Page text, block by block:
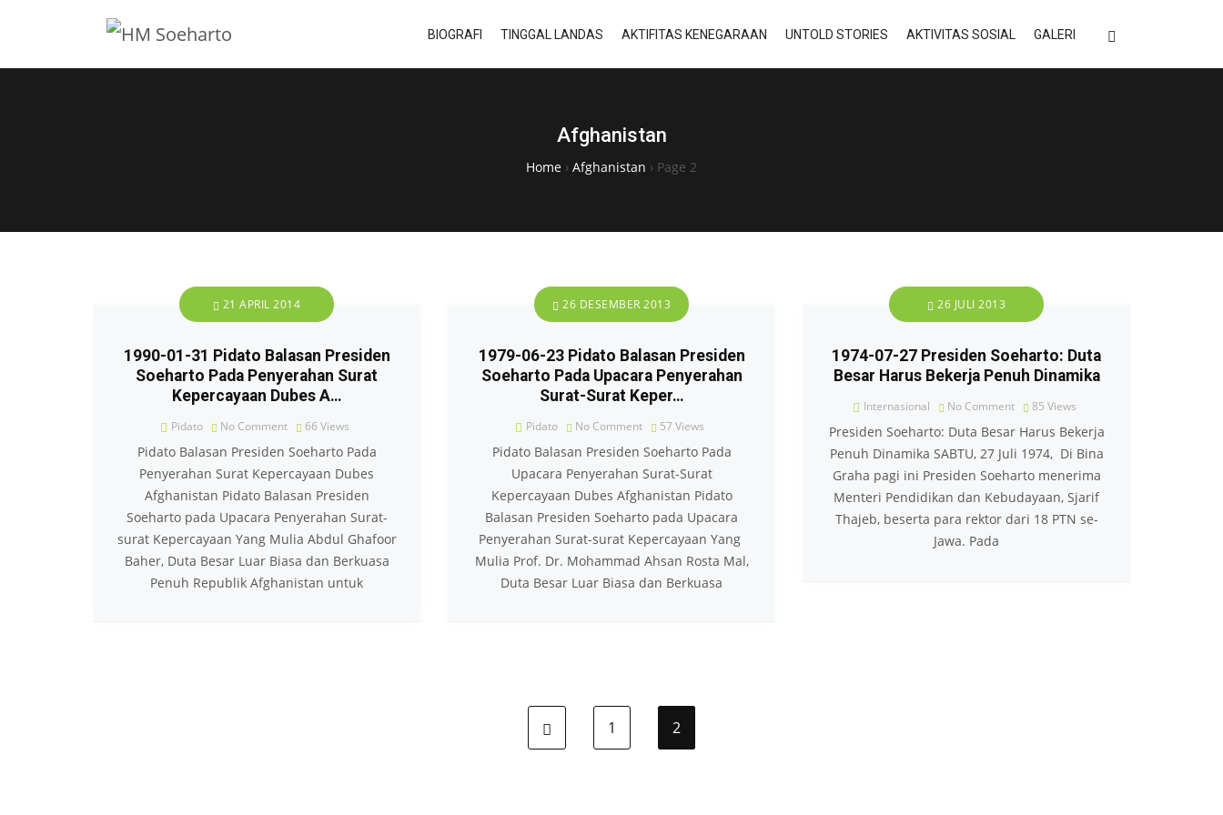
BIOGRAFI TINGGAL LANDAS AKTIFITAS KENEGARAAN UNTOLD STORIES AKTIVITAS SOSIAL GALERI
Afghanistan
Home › Afghanistan › Page 2
21 APRIL 2014
1990-01-31 Pidato Balasan Presiden
Soeharto Pada Penyerahan Surat
Kepercayaan Dubes A…
Pidato No Comment 66 Views
Pidato Balasan Presiden Soeharto Pada
Penyerahan Surat Kepercayaan Dubes
Afghanistan Pidato Balasan Presiden
Soeharto pada Upacara Penyerahan Surat-
surat Kepercayaan Yang Mulia Abdul Ghafoor
Baher, Duta Besar Luar Biasa dan Berkuasa
Penuh Republik Afghanistan untuk
26 DESEMBER 2013
1979-06-23 Pidato Balasan Presiden
Soeharto Pada Upacara Penyerahan
Surat-Surat Keper…
Pidato No Comment 57 Views
Pidato Balasan Presiden Soeharto Pada
Upacara Penyerahan Surat-Surat
Kepercayaan Dubes Afghanistan Pidato
Balasan Presiden Soeharto pada Upacara
Penyerahan Surat-surat Kepercayaan Yang
Mulia Prof. Dr. Mohammad Ahsan Rosta Mal,
Duta Besar Luar Biasa dan Berkuasa
26 JULI 2013
1974-07-27 Presiden Soeharto: Duta
Besar Harus Bekerja Penuh Dinamika
Internasional No Comment 85 Views
Presiden Soeharto: Duta Besar Harus Bekerja
Penuh Dinamika SABTU, 27 Juli 1974, Di Bina
Graha pagi ini Presiden Soeharto menerima
Menteri Pendidikan dan Kebudayaan, Sjarif
Thajeb, beserta para rektor dari 18 PTN se-
Jawa. Pada
Previous page
1 2